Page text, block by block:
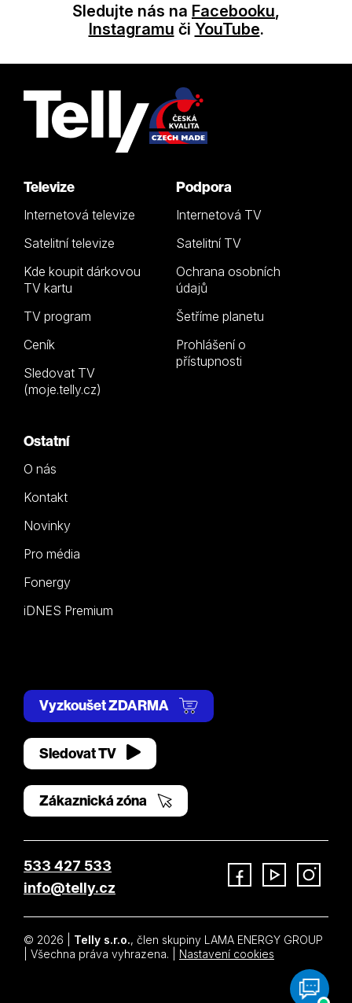
Sledujte nás na Facebooku,
Instagramu či YouTube.
Televize
Internetová televize
Satelitní televize
Kde koupit dárkovou
TV kartu
TV program
Ceník
Sledovat TV
(moje.telly.cz)
Podpora
Internetová TV
Satelitní TV
Ochrana osobních
údajů
Šetříme planetu
Prohlášení o
přístupnosti
Ostatní
O nás
Kontakt
Novinky
Pro média
Fonergy
iDNES Premium
Vyzkoušet ZDARMA
Sledovat TV
Zákaznická zóna
533 427 533
info@telly.cz
© 2026 | Telly s.r.o., člen skupiny LAMA ENERGY GROUP
| Všechna práva vyhrazena. | Nastavení cookies